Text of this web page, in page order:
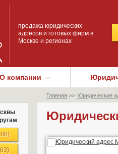
продажа юридических
адресов и готовых фирм в
Москве и регионах
О компании
Главная >> Юридические